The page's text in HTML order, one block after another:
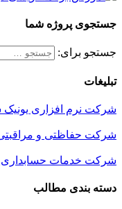
جستجوی پروژه شما
جستجو برای:
تبلیغات
شرکت نرم افزاری
شرکت حفاظتی و
شرکت خدمات حسابداری
دسته بندی مطالب